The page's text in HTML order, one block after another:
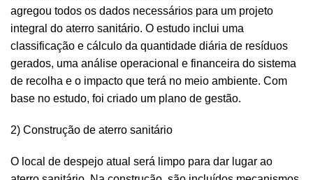
agregou todos os dados necessários para um projeto
integral do aterro sanitário. O estudo inclui uma
classificação e cálculo da quantidade diária de resíduos
gerados, uma análise operacional e financeira do sistema
de recolha e o impacto que terá no meio ambiente. Com
base no estudo, foi criado um plano de gestão.
2) Construção de aterro sanitário
O local de despejo atual será limpo para dar lugar ao